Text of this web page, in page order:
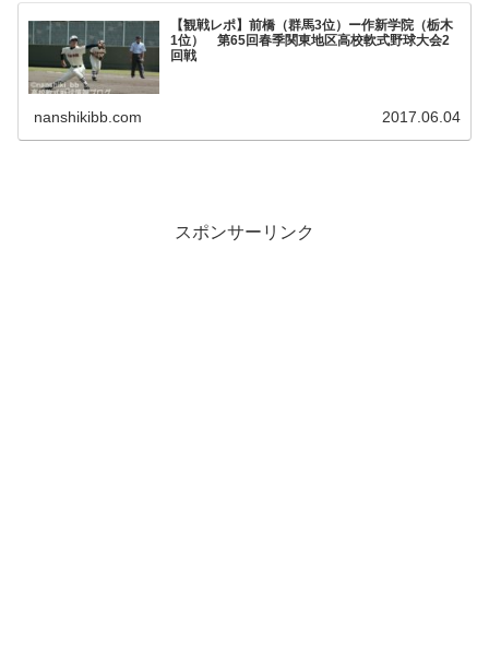
【観戦レポ】前橋（群馬3位）ー作新学院（栃木
1位） 第65回春季関東地区高校軟式野球大会2
回戦
nanshikibb.com 2017.06.04
スポンサーリンク